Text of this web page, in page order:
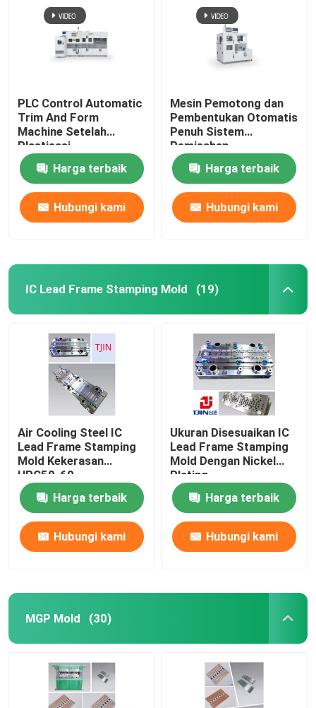
PLC Control Automatic
Trim And Form
Machine Setelah
Plastisasi
Harga terbaik
Hubungi kami
Mesin Pemotong dan
Pembentukan Otomatis
Penuh Sistem
Pemisahan
Pembentukan 1.5KW
Harga terbaik
Hubungi kami
IC Lead Frame Stamping Mold (19)
Air Cooling Steel IC
Lead Frame Stamping
Mold Kekerasan
HRC50-60
Harga terbaik
Hubungi kami
Ukuran Disesuaikan IC
Lead Frame Stamping
Mold Dengan Nickel
Plating
Harga terbaik
Hubungi kami
MGP Mold (30)